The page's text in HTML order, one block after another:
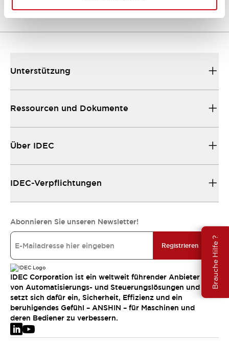
Brauche Hilfe ?
Unterstützung
Ressourcen und Dokumente
Über IDEC
IDEC-Verpflichtungen
Abonnieren Sie unseren Newsletter!
Registrieren
IDEC Corporation ist ein weltweit führender Anbieter
von Automatisierungs- und Steuerungslösungen und
setzt sich dafür ein, Sicherheit, Effizienz und ein
beruhigendes Gefühl – ANSHIN – für Maschinen und
deren Bediener zu verbessern.